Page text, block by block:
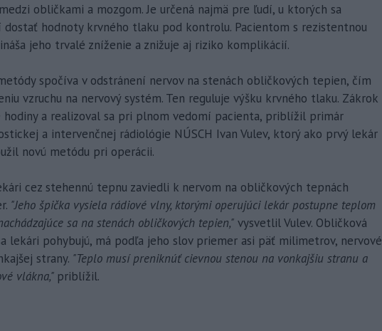
obličkami a mozgom. Je určená najmä pre ľudí, u ktorých sa
dostať hodnoty krvného tlaku pod kontrolu. Pacientom s rezistentnou
jeho trvalé zníženie a znižuje aj riziko komplikácií.
spočíva v odstránení nervov na stenách obličkových tepien, čím
vzruchu na nervový systém. Ten reguluje výšku krvného tlaku. Zákrok
a realizoval sa pri plnom vedomí pacienta, priblížil primár
a intervenčnej rádiológie NÚSCH Ivan Vulev, ktorý ako prvý lekár
novú metódu pri operácii.
cez stehennú tepnu zaviedli k nervom na obličkových tepnách
"Jeho špička vysiela rádiové vlny, ktorými operujúci lekár postupne teplom
sa na stenách obličkových tepien," vysvetlil Vulev. Obličková
lekári pohybujú, má podľa jeho slov priemer asi päť milimetrov, nervové
strany. "Teplo musí preniknúť cievnou stenou na vonkajšiu stranu a
vlákna," priblížil.